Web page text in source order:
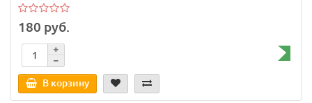
180 руб.
В корзину